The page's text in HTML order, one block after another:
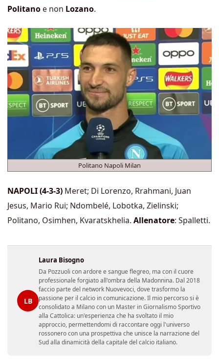
Politano e non Lozano.
Politano Napoli Milan
NAPOLI (4-3-3) Meret; Di Lorenzo, Rrahmani, Juan
Jesus, Mario Rui; Ndombelé, Lobotka, Zielinski;
Politano, Osimhen, Kvaratskhelia. Allenatore: Spalletti.
LB
Laura Bisogno
Da Pozzuoli con ardore e sangue flegreo, ma con il cuore
professionale forgiato all'ombra della Madonnina. Dal 2018
faccio parte del network Nuovevoci, dove trasformo la
passione per il calcio in comunicazione. Il mio percorso si è
consolidato a Milano con un Master in Giornalismo Sportivo
alla Cattolica: un'esperienza che ha svoltato il mio
approccio, permettendomi di raccontare oggi l'universo
rossonero con una prospettiva che unisce la narrazione del
Sud alla dinamicità della capitale del calcio italiano.